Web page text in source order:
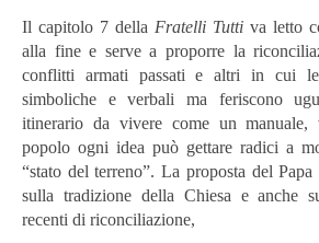
Il capitolo 7 della Fratelli Tutti va letto
alla fine e serve a proporre la
conflitti armati passati e altri in cui
simboliche e verbali ma feriscono
itinerario da vivere come un manuale,
popolo ogni idea può gettare radici a
“stato del terreno”. La proposta del
sulla tradizione della Chiesa e anche
recenti di riconciliazione,